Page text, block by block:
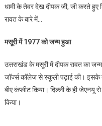
धामी के तेवर देख दीपक जी, जी करते
रावत के बारे में…
मसूरी में 1977 को जन्म हुआ
उत्तराखंड के मसूरी में दीपक रावत का
जॉर्ज्स कॉलेज से स्कूली पढ़ाई की। इसके
बीए कंप्लीट किया। दिल्ली के ही जेएनयू
किया।